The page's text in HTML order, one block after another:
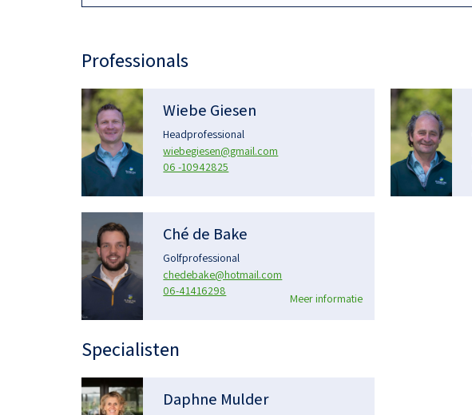
Professionals
Wiebe Giesen
Headprofessional
wiebegiesen@gmail.com
06 -10942825
Ché de Bake
Golfprofessional
chedebake@hotmail.com
06-41416298
Meer informatie
Specialisten
Daphne Mulder